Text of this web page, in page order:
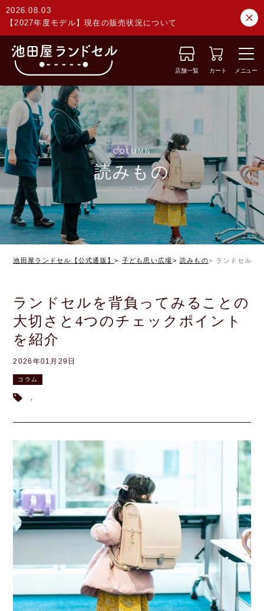
2026.08.03
【2027年度モデル】現在の販売状況について
店舗一覧 カート メニュー
COLUMN
読みもの
池田屋ランドセル【公式通販】 子ども思い広場 読みもの ランドセルを
ランドセルを背負ってみることの
大切さと4つのチェックポイント
を紹介
2026年01月29日
コラム